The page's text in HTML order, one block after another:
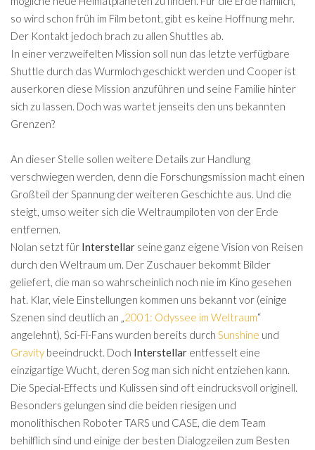
so wird schon früh im Film betont, gibt es keine Hoffnung mehr.
Der Kontakt jedoch brach zu allen Shuttles ab.
In einer verzweifelten Mission soll nun das letzte verfügbare
Shuttle durch das Wurmloch geschickt werden und Cooper ist
auserkoren diese Mission anzuführen und seine Familie hinter
sich zu lassen. Doch was wartet jenseits den uns bekannten
Grenzen?
An dieser Stelle sollen weitere Details zur Handlung
verschwiegen werden, denn die Forschungsmission macht einen
Großteil der Spannung der weiteren Geschichte aus. Und die
steigt, umso weiter sich die Weltraumpiloten von der Erde
entfernen.
Nolan setzt für Interstellar seine ganz eigene Vision von Reisen
durch den Weltraum um. Der Zuschauer bekommt Bilder
geliefert, die man so wahrscheinlich noch nie im Kino gesehen
hat. Klar, viele Einstellungen kommen uns bekannt vor (einige
Szenen sind deutlich an „2001: Odyssee im Weltraum“
angelehnt), Sci-Fi-Fans wurden bereits durch Sunshine und
Gravity beeindruckt. Doch Interstellar entfesselt eine
einzigartige Wucht, deren Sog man sich nicht entziehen kann.
Die Special-Effects und Kulissen sind oft eindrucksvoll originell.
Besonders gelungen sind die beiden riesigen und
monolithischen Roboter TARS und CASE, die dem Team
behilflich sind und einige der besten Dialogzeilen zum Besten